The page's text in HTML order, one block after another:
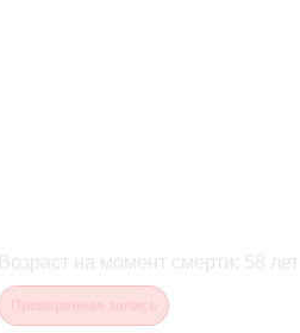
Возраст на момент смерти : 58 лет